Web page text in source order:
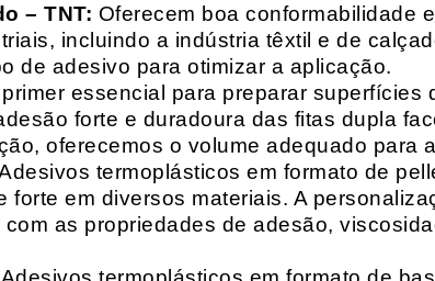
– TNT: Oferecem boa conformabilidade
incluindo a indústria têxtil e de
de adesivo para otimizar a aplicação.
primer essencial para preparar superfícies
forte e duradoura das fitas dupla
oferecemos o volume adequado para
termoplásticos em formato de
forte em diversos materiais. A
as propriedades de adesão,